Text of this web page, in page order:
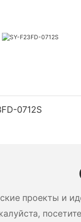
0712S
проекты и